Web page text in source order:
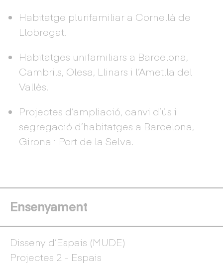
Habitatge plurifamiliar a Cornellà de
Llobregat.
Habitatges unifamiliars a Barcelona,
Cambrils, Olesa, Llinars i l’Ametlla del
Vallès.
Projectes d’ampliació, canvi d’ús i
segregació d’habitatges a Barcelona,
Girona i Port de la Selva.
Ensenyament
Disseny d’Espais (MUDE)
Projectes 2 - Espais